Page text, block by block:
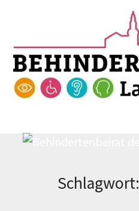
Schlagwort: